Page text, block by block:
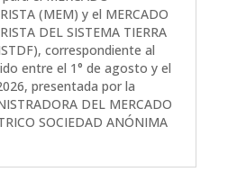
(MEM) y el MERCADO
DEL SISTEMA TIERRA
correspondiente al
entre el 1° de agosto y el
presentada por la
DEL MERCADO
SOCIEDAD ANÓNIMA